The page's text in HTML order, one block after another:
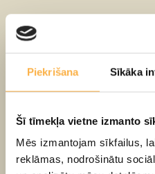
Piekrišana Sīkāka
Šī tīmekļa vietne izmanto
Mēs izmantojam sīkfailus,
reklāmas, nodrošinātu
Top otrā interaktīvā izrāde
ZOBIŅŠ UN BUMBA
Saulītei izlīdis pirmais
veseli divi! Satiksimies
tīrīšanas uzsākšanas
citādāk, ja teātrī? Tas ir
Izrāde būs kā saruna ar